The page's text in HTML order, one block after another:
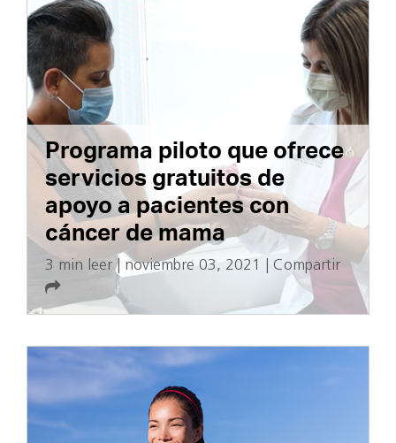
Programa piloto que ofrece
servicios gratuitos de
apoyo a pacientes con
cáncer de mama
3 min leer | noviembre 03, 2021 Compartir